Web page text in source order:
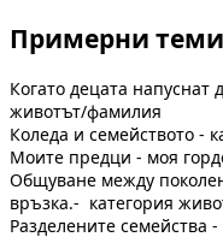
Примерни
Когато децата
животът/фамилия
Коледа и семейството -
Моите предци - моя
Общуване между
връзка.- категория
Разделените семейства